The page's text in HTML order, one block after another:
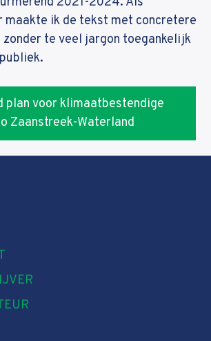
maakte ik de tekst met concretere
zonder te veel jargon toegankelijk
plan voor klimaatbestendige
Zaanstreek-Waterland